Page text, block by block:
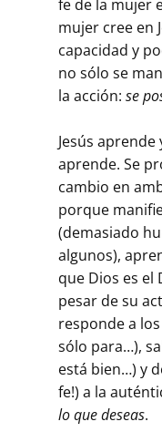
fe de la mujer
mujer cree en
capacidad y
no sólo se
la acción: se
Jesús
aprende. Se
cambio en
porque
(demasiado
algunos),
que Dios es el
pesar de su
responde a
sólo para…),
está bien…) y
fe!) a la
lo que deseas.